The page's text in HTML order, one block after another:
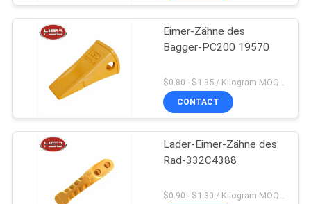
Eimer-Zähne des
Bagger-PC200 19570
CONTACT
Lader-Eimer-Zähne des
Rad-332C4388